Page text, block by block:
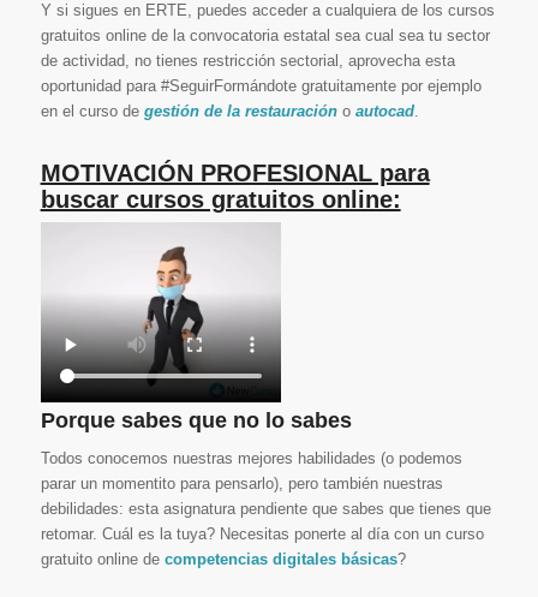
Y si sigues en ERTE, puedes acceder a cualquiera de los cursos
gratuitos online de la convocatoria estatal sea cual sea tu sector
de actividad, no tienes restricción sectorial, aprovecha esta
oportunidad para #SeguirFormándote gratuitamente por ejemplo
en el curso de gestión de la restauracióno autocad.
MOTIVACIÓN PROFESIONAL para
buscar cursos gratuitos online:
Porque sabes que no lo sabes
Todos conocemos nuestras mejores habilidades (o podemos
parar un momentito para pensarlo), pero también nuestras
debilidades: esta asignatura pendiente que sabes que tienes que
retomar. Cuál es la tuya? Necesitas ponerte al día con un curso
gratuito online de competencias digitales básicas?